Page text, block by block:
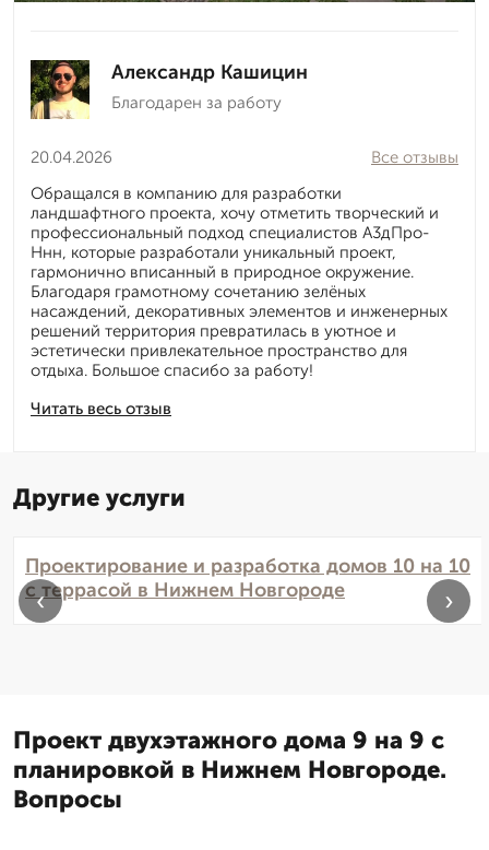
Александр Кашицин
Благодарен за работу
20.04.2026
Читать весь отзыв
Все отзывы
Обращался в компанию для разработки
ландшафтного проекта, хочу отметить творческий и
профессиональный подход специалистов А3дПро-
Ннн, которые разработали уникальный проект,
гармонично вписанный в природное окружение.
Благодаря грамотному сочетанию зелёных
насаждений, декоративных элементов и инженерных
решений территория превратилась в уютное и
эстетически привлекательное пространство для
отдыха. Большое спасибо за работу!
Другие услуги
Проектирование и разработка домов 10 на 10
с террасой в Нижнем Новгороде
‹ ›
Проект двухэтажного дома 9 на 9 с
планировкой в Нижнем Новгороде.
Вопросы